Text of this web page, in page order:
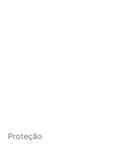
Proteção